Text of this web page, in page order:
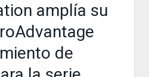
amplía su
de